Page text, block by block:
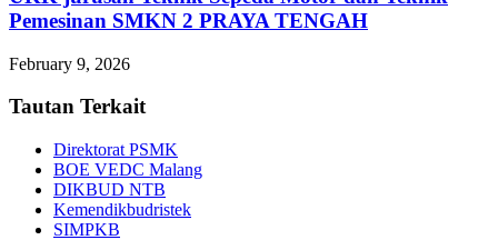
Pemesinan SMKN 2 PRAYA TENGAH
February 9, 2026
Tautan Terkait
Direktorat PSMK
BOE VEDC Malang
DIKBUD NTB
Kemendikbudristek
SIMPKB